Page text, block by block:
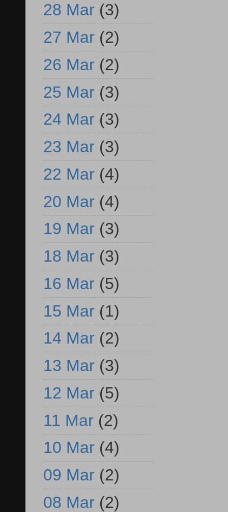
28 Mar (3)
27 Mar (2)
26 Mar (2)
25 Mar (3)
24 Mar (3)
23 Mar (3)
22 Mar (4)
20 Mar (4)
19 Mar (3)
18 Mar (3)
16 Mar (5)
15 Mar (1)
14 Mar (2)
13 Mar (3)
12 Mar (5)
11 Mar (2)
10 Mar (4)
09 Mar (2)
08 Mar (2)